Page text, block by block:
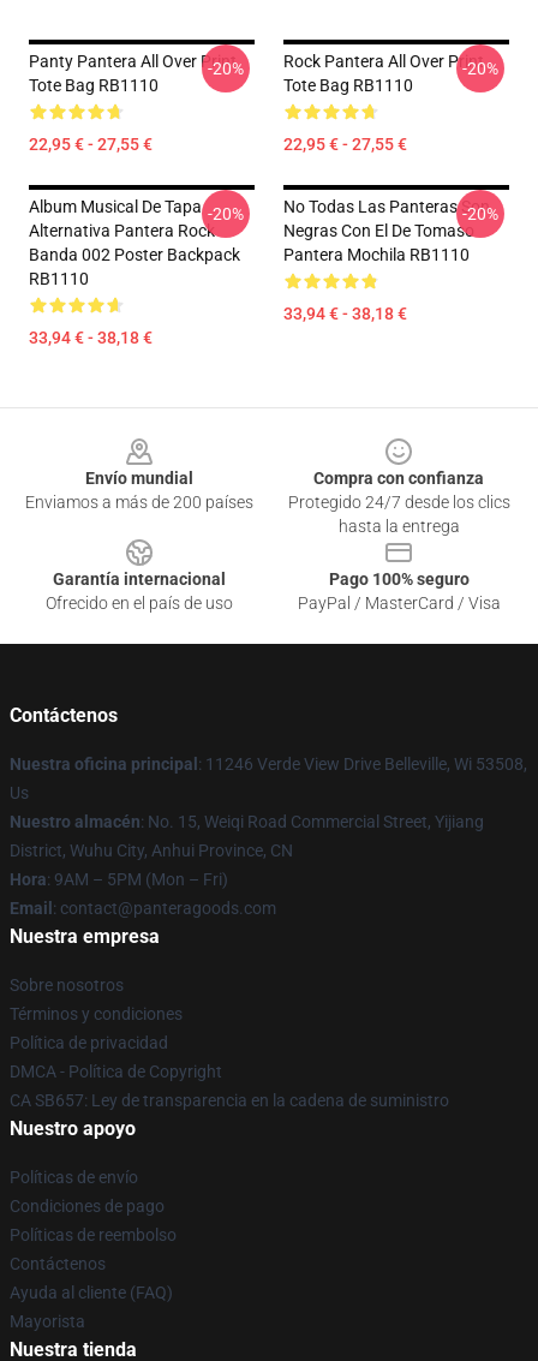
Panty Pantera All Over Print
Tote Bag RB1110
22,95 € - 27,55 €
-20%
Rock Pantera All Over Print
Tote Bag RB1110
22,95 € - 27,55 €
-20%
Album Musical De Tapa
Alternativa Pantera Rock
Banda 002 Poster Backpack
RB1110
33,94 € - 38,18 €
-20%
No Todas Las Panteras Son
Negras Con El De Tomaso
Pantera Mochila RB1110
33,94 € - 38,18 €
-20%
Envío mundial
Enviamos a más de 200 países
Compra con confianza
Protegido 24/7 desde los clics
hasta la entrega
Garantía internacional
Ofrecido en el país de uso
Pago 100% seguro
PayPal / MasterCard / Visa
Contáctenos
Nuestra oficina principal : 11246 Verde View Drive Belleville, Wi 53508,
Us
Nuestro almacén: No. 15, Weiqi Road Commercial Street, Yijiang
District, Wuhu City, Anhui Province, CN
Hora: 9AM – 5PM (Mon – Fri)
Email : contact@panteragoods.com
Nuestra empresa
Sobre nosotros
Términos y condiciones
Política de privacidad
DMCA - Política de Copyright
CA SB657: Ley de transparencia en la cadena de suministro
Nuestro apoyo
Políticas de envío
Condiciones de pago
Políticas de reembolso
Contáctenos
Ayuda al cliente (FAQ)
Mayorista
Nuestra tienda